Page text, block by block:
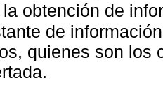
obtención de
de
quienes son los